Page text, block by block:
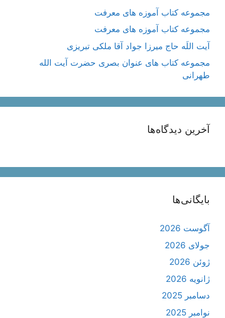
مجموعه کتاب آموزه های معرفت
مجموعه کتاب آموزه های معرفت
آیت اللَه حاج میرزا جواد آقا ملکی تبریزی
مجموعه کتاب های عنوان بصری حضرت آیت الله
طهرانی
آخرین دیدگاه‌ها
بایگانی‌ها
آگوست 2026
جولای 2026
ژوئن 2026
ژانویه 2026
دسامبر 2025
نوامبر 2025